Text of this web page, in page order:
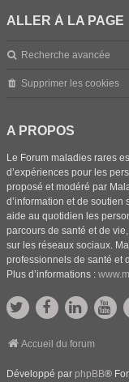
ALLER À LA PAGE
Recherche avancée
Supprimer les cookies
A PROPOS
Le Forum maladies rares
d’expériences pour les
proposé et modéré par
d’information et de
aide au quotidien les
parcours de santé et de
sur les réseaux sociaux.
professionnels de santé et
Plus d’informations :
Accueil du forum
Développé par phpBB®